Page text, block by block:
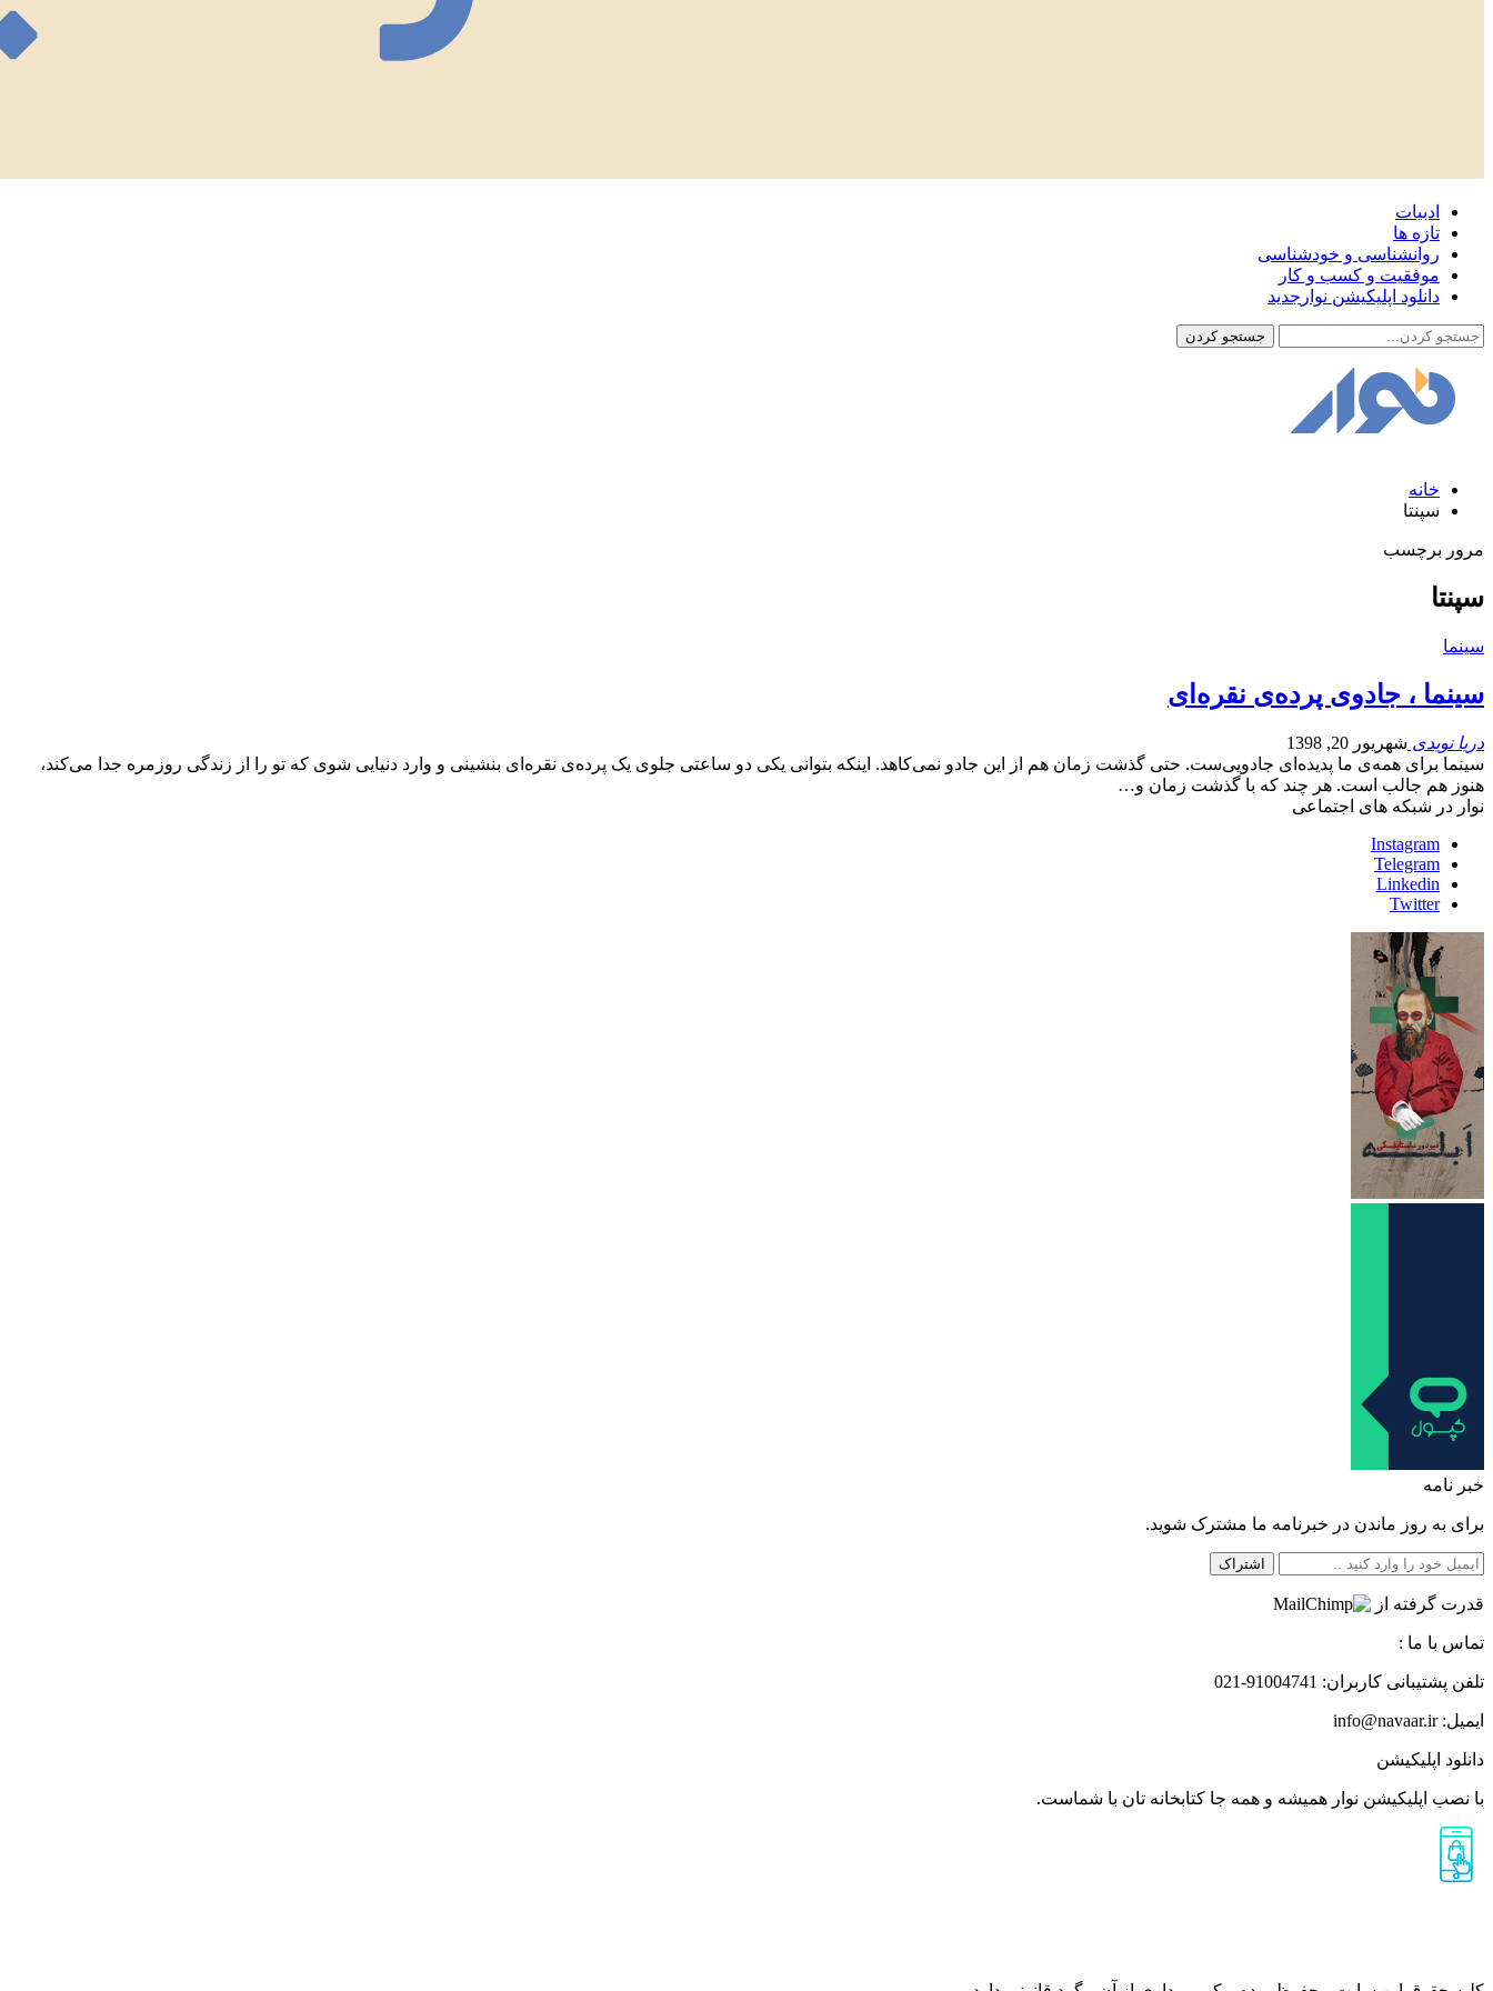
ادبیات
تازه ها
روانشناسی و خودشناسی
موفقیت و کسب و کار
دانلود اپلیکیشن نوار جدید
خانه
سپنتا
مرور برچسب
سپنتا
سینما
سینما ، جادوی پرده‌ی نقره‌ای
دریا نویدی شهریور 20, 1398
سینما برای همه‌ی ما پدیده‌ای جادویی‌ست. حتی گذشت زمان هم از این جادو نمی‌کاهد. اینکه بتوانی یکی دو ساعتی جلوی یک پرده‌ی نقره‌ای بنشینی و وارد دنیایی شوی که تو را از زندگی روزمره جدا می‌کند،
هنوز هم جالب است. هر چند که با گذشت زمان و…
نوار در شبکه های اجتماعی
Instagram
Telegram
Linkedin
Twitter
خبر نامه
برای به روز ماندن در خبرنامه ما مشترک شوید.
اشتراک
قدرت گرفته از
تماس با ما :
تلفن پشتیبانی کاربران: ‎021-91004741
ایمیل: info@navaar.ir
دانلود اپلیکیشن
با نصب اپلیکیشن نوار همیشه و همه جا کتابخانه تان با شماست.